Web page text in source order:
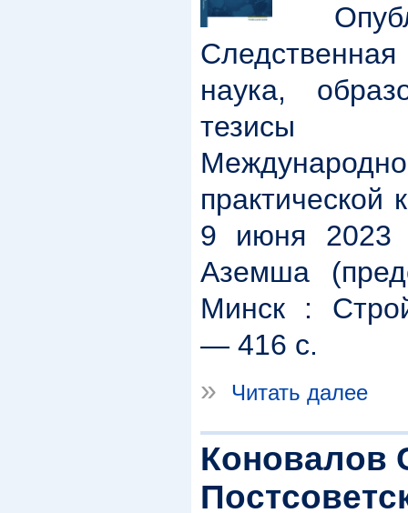
наука,
тезисы
9 июня 2023
Аземша
Минск :
― 416 с.
»
Читать далее
Коновалов